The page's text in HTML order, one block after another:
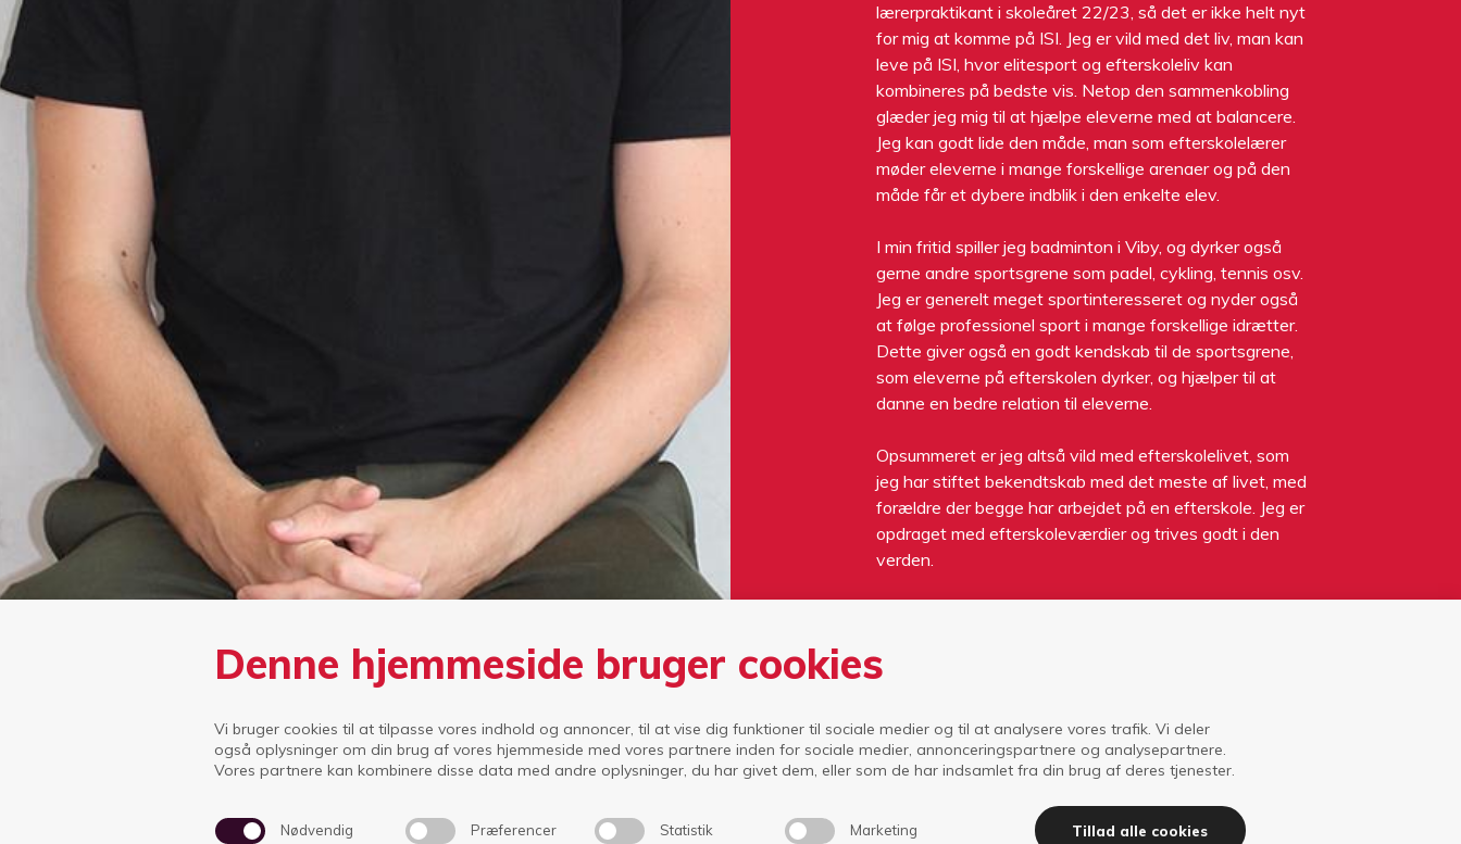
Denne hjemmeside bruger cookies
Vi bruger cookies til at tilpasse vores indhold og annoncer, til at vise dig funktioner til sociale medier og til at analysere vores trafik. Vi deler
også oplysninger om din brug af vores hjemmeside med vores partnere inden for sociale medier, annonceringspartnere og analysepartnere.
Vores partnere kan kombinere disse data med andre oplysninger, du har givet dem, eller som de har indsamlet fra din brug af deres tjenester.
Nødvendig Præferencer Statistik Marketing Tillad alle cookies
lærerpraktikant i skoleåret 22/23, så det er ikke helt nyt
for mig at komme på ISI. Jeg er vild med det liv, man kan
leve på ISI, hvor elitesport og efterskoleliv kan
kombineres på bedste vis. Netop den sammenkobling
glæder jeg mig til at hjælpe eleverne med at balancere.
Jeg kan godt lide den måde, man som efterskolelærer
møder eleverne i mange forskellige arenaer og på den
måde får et dybere indblik i den enkelte elev.
I min fritid spiller jeg badminton i Viby, og dyrker også
gerne andre sportsgrene som padel, cykling, tennis osv.
Jeg er generelt meget sportinteresseret og nyder også
at følge professionel sport i mange forskellige idrætter.
Dette giver også en godt kendskab til de sportsgrene,
som eleverne på efterskolen dyrker, og hjælper til at
danne en bedre relation til eleverne.
Opsummeret er jeg altså vild med efterskolelivet, som
jeg har stiftet bekendtskab med det meste af livet, med
forældre der begge har arbejdet på en efterskole. Jeg er
opdraget med efterskoleværdier og trives godt i den
verden.
Efterskolen Højskolen Friskolen Guldminen Højskole & Golf Om ISI